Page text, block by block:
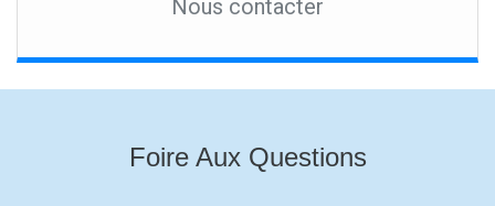
Nous contacter
Foire Aux Questions